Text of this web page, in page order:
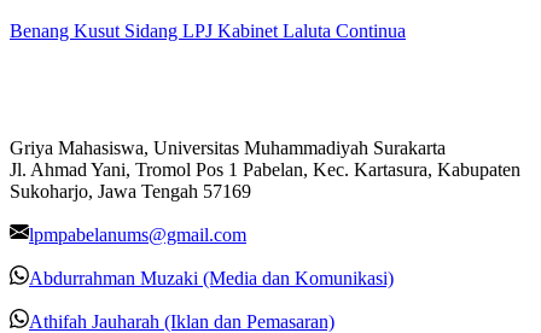
Benang Kusut Sidang LPJ Kabinet Laluta Continua
Griya Mahasiswa, Universitas Muhammadiyah Surakarta
Jl. Ahmad Yani, Tromol Pos 1 Pabelan, Kec. Kartasura, Kabupaten
Sukoharjo, Jawa Tengah 57169
lpmpabelanums@gmail.com
Abdurrahman Muzaki (Media dan Komunikasi)
Athifah Jauharah (Iklan dan Pemasaran)